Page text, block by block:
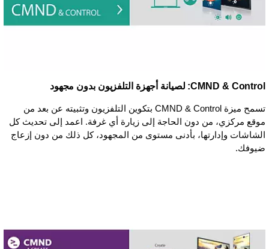
CMND & Control: لصيانة أجهزة التلفزيون بدون مجهود
تسمح ميزة CMND & Control بتكوين التلفزيون وتثبيته عن بعد من
موقع مركزي، من دون الحاجة إلى زيارة أي غرفة. اعمد إلى تحديث كل
الشاشات وإدارتها، بأدنى مستوى من المجهود، كل ذلك من دون إزعاج
ضيوفك.